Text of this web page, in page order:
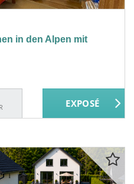
in den Alpen mit